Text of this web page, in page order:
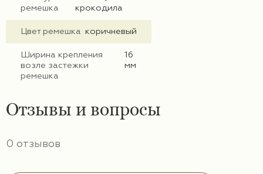
ремешка
крокодила
Цвет ремешка коричневый
Ширина крепления
возле застежки
ремешка
16
мм
Отзывы и вопросы
0 отзывов